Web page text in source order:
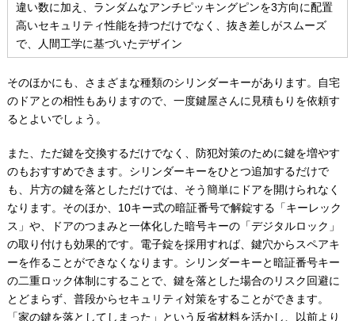
違い数に加え、ランダムなアンチピッキングピンを3方向に配置
高いセキュリティ性能を持つだけでなく、抜き差しがスムーズ
で、人間工学に基づいたデザイン
そのほかにも、さまざまな種類のシリンダーキーがあります。自宅
のドアとの相性もありますので、一度鍵屋さんに見積もりを依頼す
るとよいでしょう。
また、ただ鍵を交換するだけでなく、防犯対策のために鍵を増やす
のもおすすめできます。シリンダーキーをひとつ追加するだけで
も、片方の鍵を落としただけでは、そう簡単にドアを開けられなく
なります。そのほか、10キー式の暗証番号で解錠する「キーレック
ス」や、ドアのつまみと一体化した暗号キーの「デジタルロック」
の取り付けも効果的です。電子錠を採用すれば、鍵穴からスペアキ
ーを作ることができなくなります。シリンダーキーと暗証番号キー
の二重ロック体制にすることで、鍵を落とした場合のリスク回避に
とどまらず、普段からセキュリティ対策をすることができます。
「家の鍵を落としてしまった」という反省材料を活かし、以前より